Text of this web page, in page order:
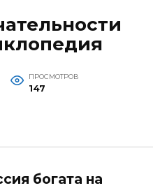
ПРОСМОТРОВ
147
богата на